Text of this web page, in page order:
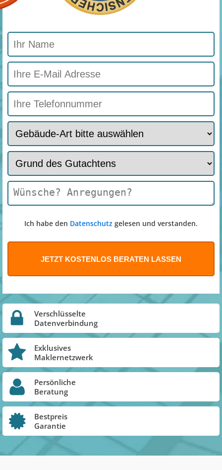
Ich habe den Datenschutz gelesen und verstanden.
Verschlüsselte
Datenverbindung
Exklusives
Maklernetzwerk
Persönliche
Beratung
Bestpreis
Garantie